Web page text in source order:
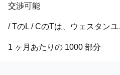
交渉可能
/ TのL / CのTは、ウェスタン
1 ヶ月あたりの 1000 部分